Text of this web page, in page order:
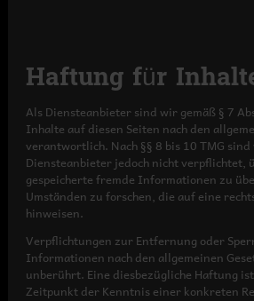
Haftung für
Als Diensteanbieter sind wir gemäß § 7
Inhalte auf diesen Seiten nach den
verantwortlich. Nach §§ 8 bis 10 TMG
Diensteanbieter jedoch nicht verpflichtet,
gespeicherte fremde Informationen zu
Umständen zu forschen, die auf eine
hinweisen.
Verpflichtungen zur Entfernung oder
Informationen nach den allgemeinen
unberührt. Eine diesbezügliche Haftung
Zeitpunkt der Kenntnis einer konkreten